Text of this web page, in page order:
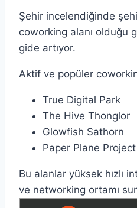
Şehir incelendiğinde
coworking alanı olduğu
gide artıyor.
Aktif ve popüler
True Digital Park
The Hive Thonglor
Glowfish Sathorn
Paper Plane Project
Bu alanlar yüksek hızlı
ve networking ortamı